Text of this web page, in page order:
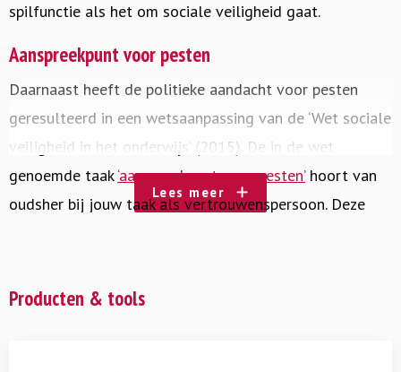
spilfunctie als het om sociale veiligheid gaat.
Aanspreekpunt voor pesten
Daarnaast heeft de politieke aandacht voor pesten
geresulteerd in een wetsaanpassing van de ‘Wet sociale
veiligheid in het onderwijs’ (2015). De in de wet
genoemde taak‘aanspreekpunt voor pesten’hoort van
oudsher bij jouw taak als vertrouwenspersoon. Deze
de formele klachtenprocedure. De grootste winst zit er
Lees meer
Producten & tools